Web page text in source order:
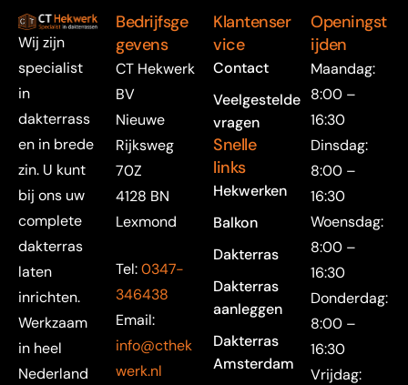
Wij zijn
specialist
in
dakterrass
en in brede
zin. U kunt
bij ons uw
complete
dakterras
laten
inrichten.
Werkzaam
in heel
Nederland
Bedrijfsge
gevens
CT Hekwerk
BV
Nieuwe
Rijksweg
70Z
4128 BN
Lexmond
Tel:0347-
346438
Email:
info@cthek
werk.nl
Klantenser
vice
Contact
Veelgestelde
vragen
Snelle
links
Hekwerken
Balkon
Dakterras
Dakterras
aanleggen
Dakterras
Amsterdam
Openingst
ijden
Maandag:
8:00 –
16:30
Dinsdag:
8:00 –
16:30
Woensdag:
8:00 –
16:30
Donderdag:
8:00 –
16:30
Vrijdag: